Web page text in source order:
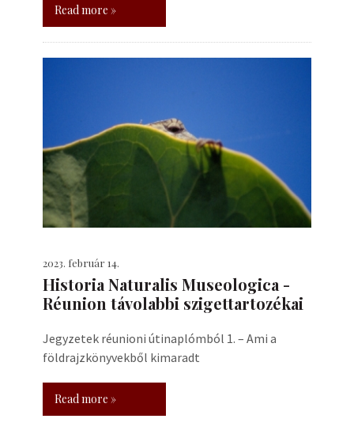
Read more »
2023. február 14.
Historia Naturalis Museologica -
Réunion távolabbi szigettartozékai
Jegyzetek réunioni útinaplómból 1. – Ami a
földrajzkönyvekből kimaradt
Read more »